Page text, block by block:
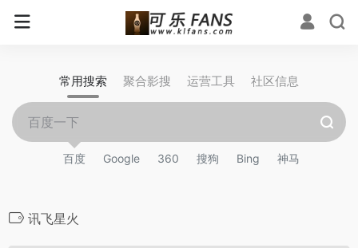
常用搜索 聚合影搜 运营工具 社区信息
百度 Google 360 搜狗 Bing 神马
讯飞星火